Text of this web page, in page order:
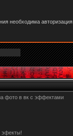
необходима авторизация
фото в вк с эффектами
эфекты!